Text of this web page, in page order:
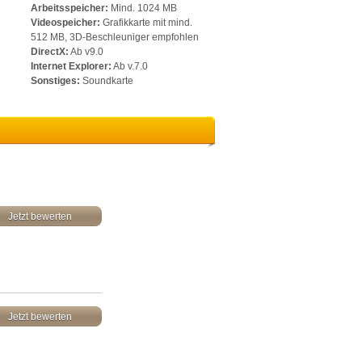
Arbeitsspeicher: Mind. 1024 MB
Videospeicher: Grafikkarte mit mind.
512 MB, 3D-Beschleuniger empfohlen
DirectX: Ab v9.0
Internet Explorer: Ab v.7.0
Sonstiges: Soundkarte
Jetzt bewerten
Jetzt bewerten